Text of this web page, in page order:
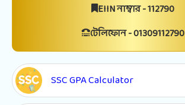
EIIN নাম্বার - 112790
টেলিফোন - 01309112790
SSC GPA Calculator